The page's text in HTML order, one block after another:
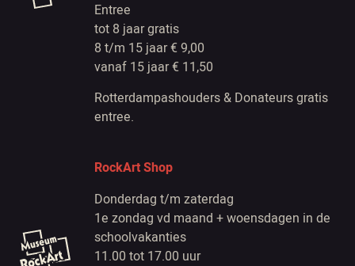
Entree
tot 8 jaar gratis
8 t/m 15 jaar € 9,00
vanaf 15 jaar € 11,50
Rotterdampashouders & Donateurs gratis
entree.
RockArt Shop
Donderdag t/m zaterdag
1e zondag vd maand + woensdagen in de
schoolvakanties
11.00 tot 17.00 uur